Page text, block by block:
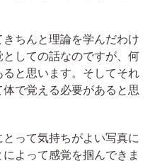
ちんと理論を学んだわけ
しての話なのですが、何
と思います。そしてそれ
で覚える必要があると思
って気持ちがよい写真に
よって感覚を掴んできま